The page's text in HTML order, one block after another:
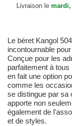
Livraison le mardi,
Le béret Kangol
incontournable
Conçue pour les
parfaitement à
en fait une option
comme les
se distingue par sa
apporte non
également de
et de styles.